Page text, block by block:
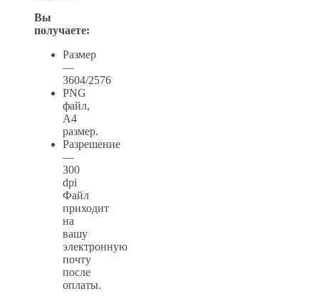
Вы
получаете:
Размер
—
3604/2576
PNG
файл,
А4
размер.
Разрешение
—
300
dpi
Файл
приходит
на
вашу
электронную
почту
после
оплаты.